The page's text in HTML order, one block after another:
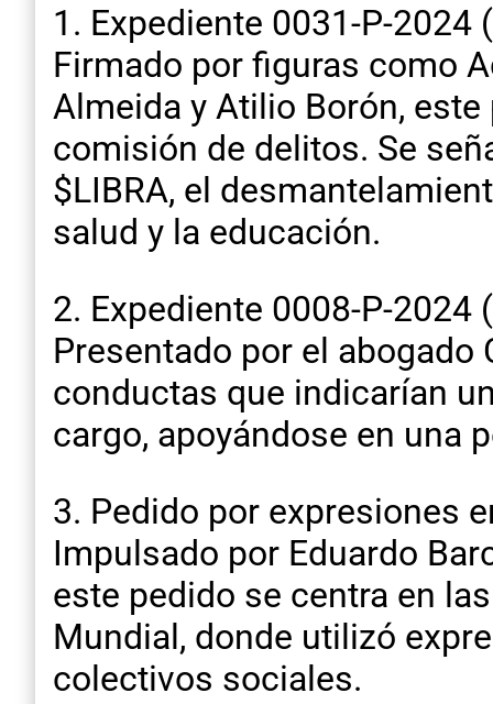
1. Expediente 0031-P-2024
Firmado por figuras como
Almeida y Atilio Borón,
comisión de delitos. Se
$LIBRA, el
salud y la educación. ​
2. Expediente 0008-P-2024
Presentado por el
conductas que indicarían
cargo, apoyándose en una
3. Pedido por expresiones
Impulsado por Eduardo
este pedido se centra en
Mundial, donde utilizó
colectivos sociales. ​